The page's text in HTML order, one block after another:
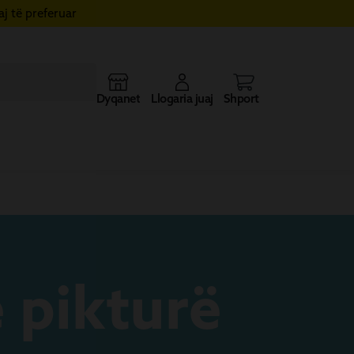
të preferuar
Dyqanet Llogaria juaj Shporta